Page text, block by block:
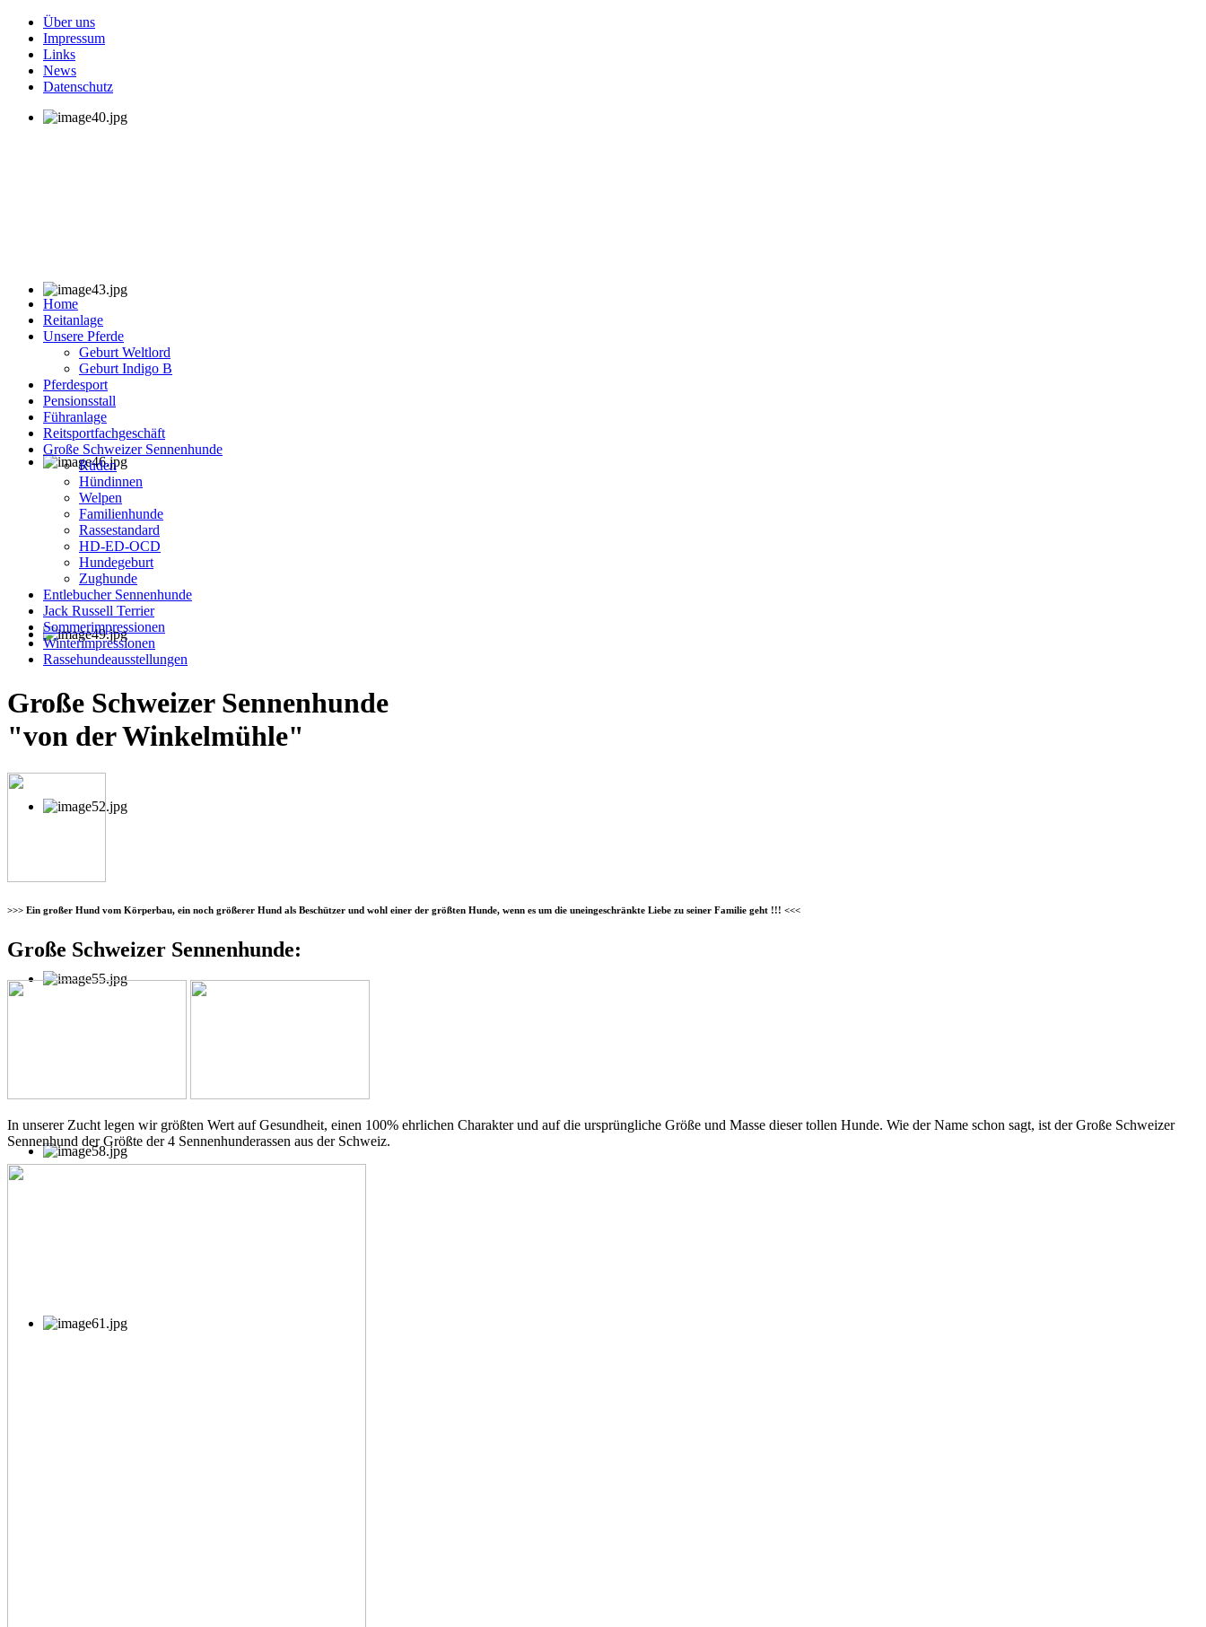
Über uns
Impressum
Links
News
Datenschutz
Home
Reitanlage
Unsere Pferde
Geburt Weltlord
Geburt Indigo B
Pferdesport
Pensionsstall
Führanlage
Reitsportfachgeschäft
Große Schweizer Sennenhunde
Rüden
Hündinnen
Welpen
Familienhunde
Rassestandard
HD-ED-OCD
Hundegeburt
Zughunde
Entlebucher Sennenhunde
Jack Russell Terrier
Sommerimpressionen
Winterimpressionen
Rassehundeausstellungen
Große Schweizer Sennenhunde
"von der Winkelmühle"
>>> Ein großer Hund vom Körperbau, ein noch größerer Hund als Beschützer und wohl einer der größten Hunde, wenn es um die uneingeschränkte Liebe zu seiner Familie geht !!! <<<
Große Schweizer Sennenhunde:
In unserer Zucht legen wir größten Wert auf Gesundheit, einen 100% ehrlichen Charakter und auf die ursprüngliche Größe und Masse dieser tollen Hunde. Wie der Name schon sagt, ist der Große Schweizer
Sennenhund der Größte der 4 Sennenhunderassen aus der Schweiz.